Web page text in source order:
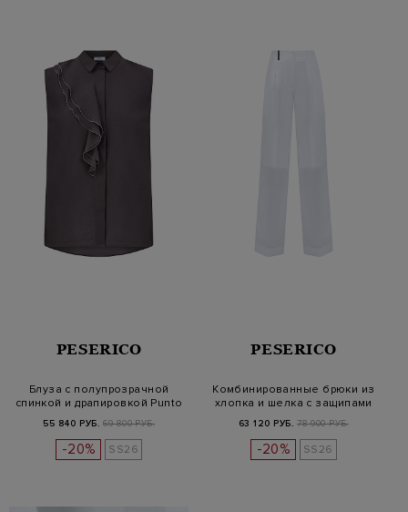
PESERICO
Блуза с полупрозрачной
спинкой и драпировкой Punto
55 840 РУБ. 69 800 РУБ.
-20% SS26
PESERICO
Комбинированные брюки из
хлопка и шелка с защипами
63 120 РУБ. 78 900 РУБ.
-20% SS26